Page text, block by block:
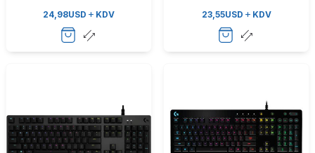
24,98USD KDV 23,55USD KDV